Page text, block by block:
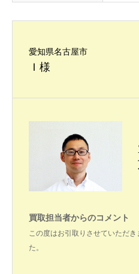
愛知県名古屋市
Ｉ様
買取担当者からのコメント
この度はお引取りさせていただ
た。